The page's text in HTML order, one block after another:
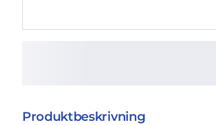
Produktbeskrivning